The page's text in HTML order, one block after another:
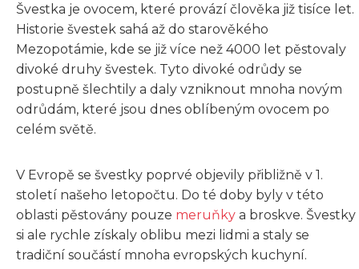
Švestka je ovocem, které provází člověka již tisíce let.
Historie švestek sahá až do starověkého
Mezopotámie, kde se již více než 4000 let pěstovaly
divoké druhy švestek. Tyto divoké odrůdy se
postupně šlechtily a daly vzniknout mnoha novým
odrůdám, které jsou dnes oblíbeným ovocem po
celém světě.
V Evropě se švestky poprvé objevily přibližně v 1.
století našeho letopočtu. Do té doby byly v této
oblasti pěstovány pouze meruňky a broskve. Švestky
si ale rychle získaly oblibu mezi lidmi a staly se
tradiční součástí mnoha evropských kuchyní.